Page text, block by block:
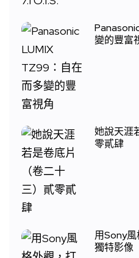
變的豐富
她說天涯
零貳肆
用Sony
獨特影像